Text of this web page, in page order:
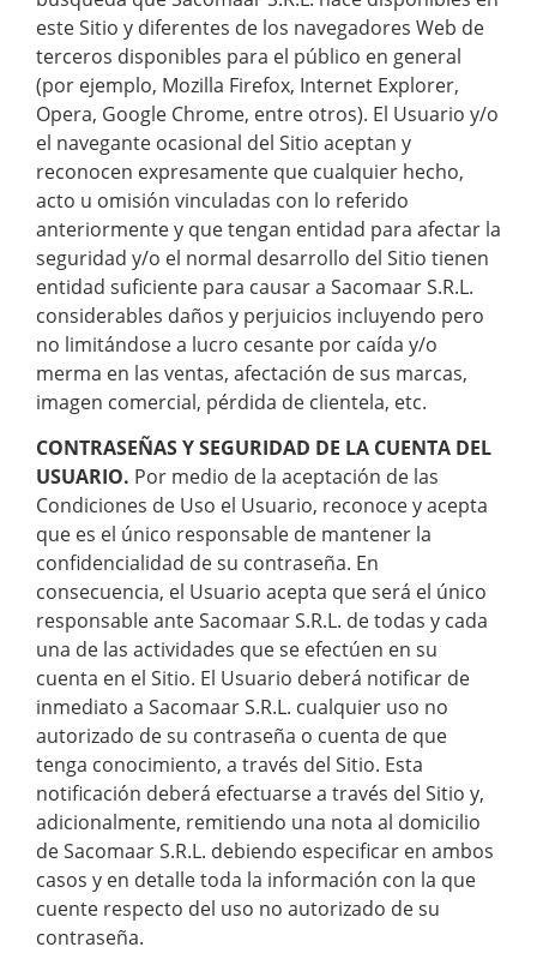
este Sitio y diferentes de los navegadores Web de
terceros disponibles para el público en general
(por ejemplo, Mozilla Firefox, Internet Explorer,
Opera, Google Chrome, entre otros). El Usuario y/o
el navegante ocasional del Sitio aceptan y
reconocen expresamente que cualquier hecho,
acto u omisión vinculadas con lo referido
anteriormente y que tengan entidad para afectar la
seguridad y/o el normal desarrollo del Sitio tienen
entidad suficiente para causar a Sacomaar S.R.L.
considerables daños y perjuicios incluyendo pero
no limitándose a lucro cesante por caída y/o
merma en las ventas, afectación de sus marcas,
imagen comercial, pérdida de clientela, etc.
CONTRASEÑAS Y SEGURIDAD DE LA CUENTA DEL
USUARIO. Por medio de la aceptación de las
Condiciones de Uso el Usuario, reconoce y acepta
que es el único responsable de mantener la
confidencialidad de su contraseña. En
consecuencia, el Usuario acepta que será el único
responsable ante Sacomaar S.R.L. de todas y cada
una de las actividades que se efectúen en su
cuenta en el Sitio. El Usuario deberá notificar de
inmediato a Sacomaar S.R.L. cualquier uso no
autorizado de su contraseña o cuenta de que
tenga conocimiento, a través del Sitio. Esta
notificación deberá efectuarse a través del Sitio y,
adicionalmente, remitiendo una nota al domicilio
de Sacomaar S.R.L. debiendo especificar en ambos
casos y en detalle toda la información con la que
cuente respecto del uso no autorizado de su
contraseña.